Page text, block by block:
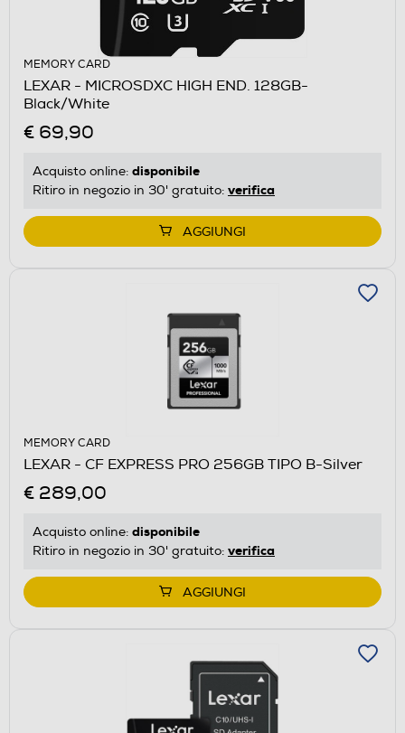
MEMORY CARD
LEXAR - MICROSDXC HIGH END. 128GB-
Black/White
€ 69,90
Acquisto online: disponibile
Ritiro in negozio in 30' gratuito: verifica
AGGIUNGI
MEMORY CARD
LEXAR - CF EXPRESS PRO 256GB TIPO B-Silver
€ 289,00
Acquisto online: disponibile
Ritiro in negozio in 30' gratuito: verifica
AGGIUNGI